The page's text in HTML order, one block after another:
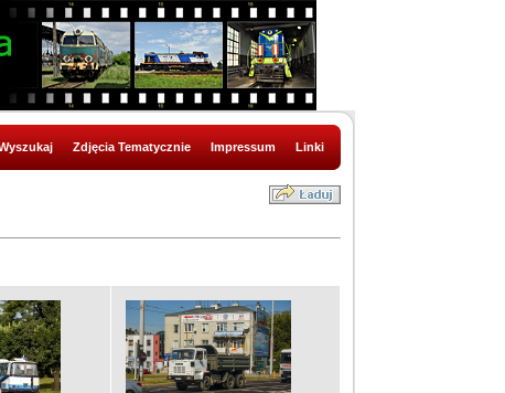
Zdjęcia Tematycznie Impressum Linki